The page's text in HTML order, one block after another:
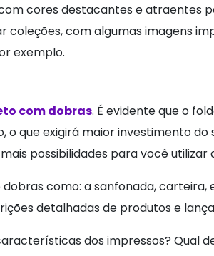
cores destacantes e atraentes
coleções, com algumas imagens
exemplo.
com dobras. É evidente que o
que exigirá maior investimento do
possibilidades para você utilizar
como: a sanfonada,
detalhadas de produtos e
dos impressos? Qual